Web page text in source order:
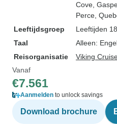
Cove ,
Perce ,
Leeftijdsgroep
Leeftijden
Taal
Alleen:
Reisorganisatie
Viking
Vanaf
€7.561
Aanmelden to unlock savings
Download brochure